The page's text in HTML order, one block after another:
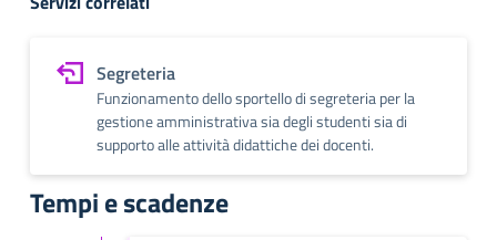
Segreteria
Funzionamento dello sportello di segreteria per la
gestione amministrativa sia degli studenti sia di
supporto alle attività didattiche dei docenti.
Tempi e scadenze